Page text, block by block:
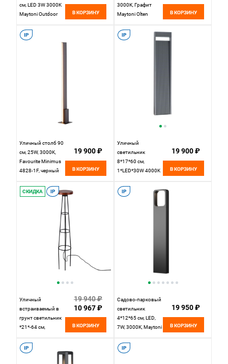
см, LED 3W 3000K
Maytoni Outdoor
L3B3K черный
В КОРЗИНУ
3000К, Графит
Maytoni Olten
В КОРЗИНУ
IP
Уличный столб 90
см, 25W, 3000K,
Favourite Minimus
4828-1F, черный
19 900 ₽
В КОРЗИНУ
IP
Уличный
светильник
8*17*60 см,
1*LED*30W 4000K
A2146PA-1BK
черный
19 900 ₽
В КОРЗИНУ
СКИДКА IP
Уличный
встраиваемый в
грунт светильник
*21*-64 см,
Odeon Light LIANA
7108/15GL,
19 940 ₽
10 967 ₽
В КОРЗИНУ
IP
Садово-парковый
светильник
4*12*65 см, LED,
7W, 3000К, Maytoni
L7GF3K1 серый
19 950 ₽
В КОРЗИНУ
IP IP